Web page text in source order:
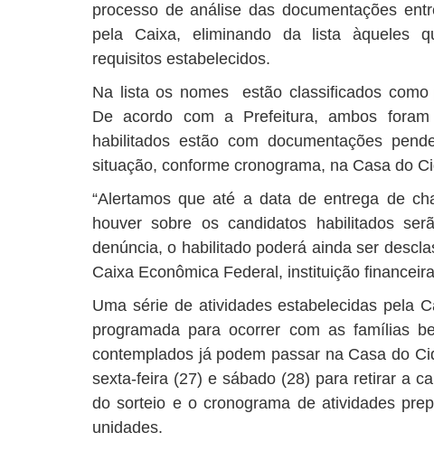
processo de análise das documentações
pela Caixa, eliminando da lista àqueles
requisitos estabelecidos.
Na lista os nomes estão classificados como
De acordo com a Prefeitura, ambos
habilitados estão com documentações
situação, conforme cronograma, na Casa do
“Alertamos que até a data de entrega de
houver sobre os candidatos habilitados
denúncia, o habilitado poderá ainda ser
Caixa Econômica Federal, instituição
Uma série de atividades estabelecidas pela
programada para ocorrer com as famílias
contemplados já podem passar na Casa do
sexta-feira (27) e sábado (28) para retirar a
do sorteio e o cronograma de atividades
unidades.